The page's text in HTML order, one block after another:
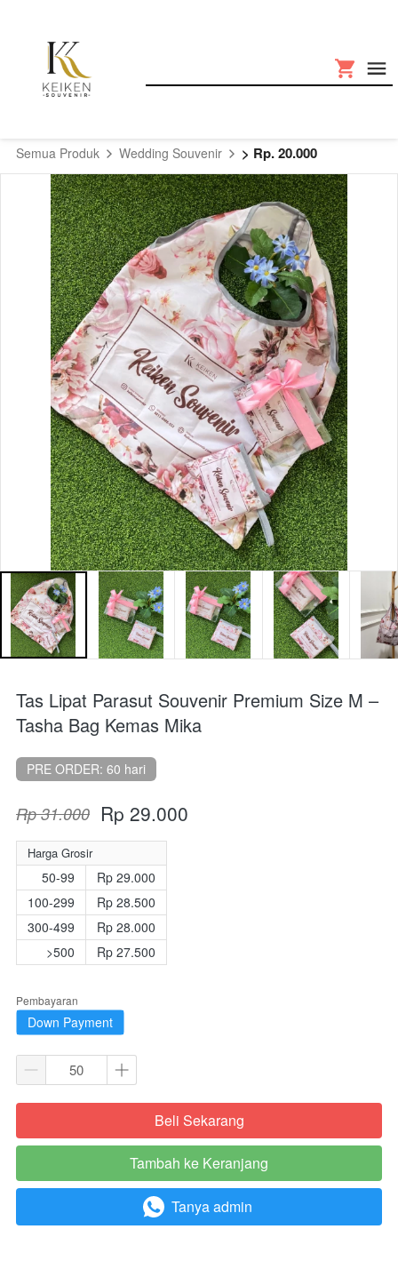
Semua Produk Wedding Souvenir > Rp. 20.000
Tas Lipat Parasut Souvenir Premium Size M –
Tasha Bag Kemas Mika
PRE ORDER: 60 hari
Rp 31.000 Rp 29.000
Harga Grosir
50-99
100-299
300-499
>500
Rp 29.000
Rp 28.500
Rp 28.000
Rp 27.500
Pembayaran
Down Payment
`Beli Sekarang
`
Tambah ke Keranjang
` Tanya admin